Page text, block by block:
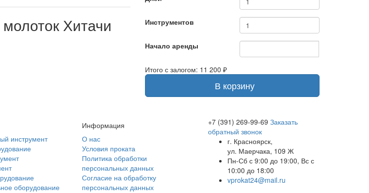
Хитачи Инструментов
Начало аренды
Итого с залогом: 11 200 ₽
В корзину
инструмент
оборудование
Информация
О нас
Условия проката
Политика обработки
персональных данных
Согласие на обработку
персональных данных
+7 (391) 269-99-69 Заказать
обратный звонок
г. Красноярск,
ул. Маерчака, 109 Ж
Пн-Сб с 9:00 до 19:00, Вс с
10:00 до 18:00
vprokat24@mail.ru